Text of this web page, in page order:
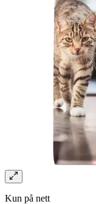
Kun på nett